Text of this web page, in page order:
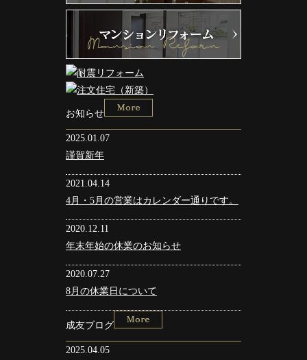
お知らせ
2025.01.07
謹賀新年
2021.04.14
4月・5月の営業はカレンダー通りです。
2020.12.11
年末年始の休業のお知らせ
2020.07.27
8月の休業日について
成友ブログ
2025.04.05